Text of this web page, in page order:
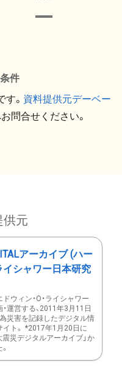
件
。 資料提供元デーベー
問合せください。
供元
アーカイブ (ハー
シャワー日本研究
ウィン・O・ライシャワー
運営する、2011年3月11日
災害を記録したデジタル情
イト。 *2017年1月20日に
震災デジタルアーカイブ」か